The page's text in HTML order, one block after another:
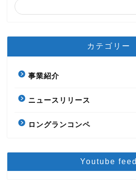
カテゴリー
事業紹介
ニュースリリース
ロングランコンペ
Youtube feed